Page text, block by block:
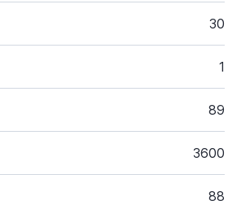
30
1
89
3600
88